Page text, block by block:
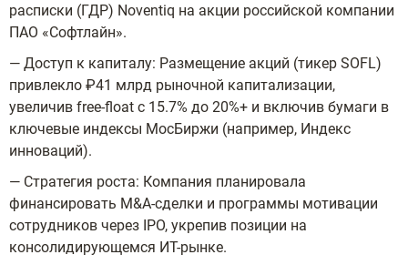
расписки (ГДР) Noventiq на акции российской компании
ПАО «Софтлайн».
— Доступ к капиталу: Размещение акций (тикер SOFL)
привлекло ₽41 млрд рыночной капитализации,
увеличив free-float с 15.7% до 20%+ и включив бумаги в
ключевые индексы МосБиржи (например, Индекс
инноваций).
— Стратегия роста: Компания планировала
финансировать M&A-сделки и программы мотивации
сотрудников через IPO, укрепив позиции на
консолидирующемся ИТ-рынке.